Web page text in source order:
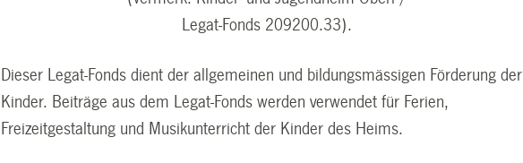
Legat-Fonds 209200.33).
Dieser Legat-Fonds dient der allgemeinen und bildungsmässigen Förderung der
Kinder. Beiträge aus dem Legat-Fonds werden verwendet für Ferien,
Freizeitgestaltung und Musikunterricht der Kinder des Heims.